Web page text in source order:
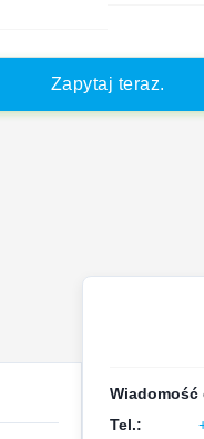
Zapytaj teraz.
Wiadomość
Tel.: